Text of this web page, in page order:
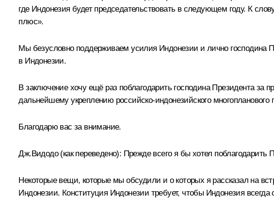
где Индонезия будет председательствовать в следующем году. К
плюс».
Мы безусловно поддерживаем усилия Индонезии и лично господина
в Индонезии.
В заключение хочу ещё раз поблагодарить господина Президента за
дальнейшему укреплению российско-индонезийского многопланового
Благодарю вас за внимание.
Дж.Видодо (как переведено): Прежде всего я бы хотел поблагодарить
Некоторые вещи, которые мы обсудили и о которых я рассказал на
Индонезии. Конституция Индонезии требует, чтобы Индонезия